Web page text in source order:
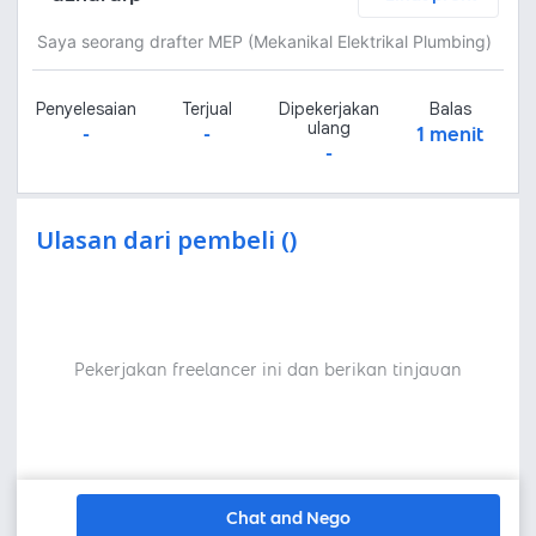
Saya seorang drafter MEP (Mekanikal Elektrikal Plumbing)
Penyelesaian
-
Terjual
-
Dipekerjakan
ulang
-
Balas
1 menit
Ulasan dari pembeli ()
Pekerjakan freelancer ini dan berikan tinjauan
Chat and Nego